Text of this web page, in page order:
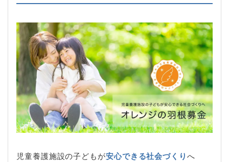
児童養護施設の子どもが安心できる社会づくりへ